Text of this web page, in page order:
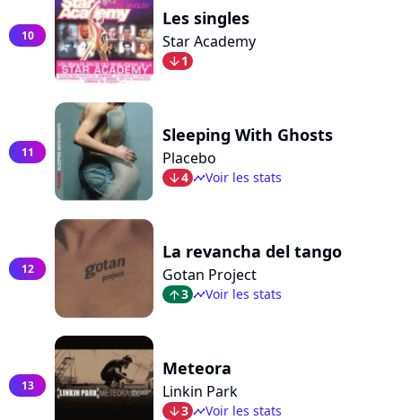
10
Les singles
Star Academy
arrow_bot1
11
Sleeping With Ghosts
Placebo
arrow_bot4 timelineVoir les stats
12
La revancha del tango
Gotan Project
arrow_top3 timelineVoir les stats
13
Meteora
Linkin Park
arrow_bot3 timelineVoir les stats